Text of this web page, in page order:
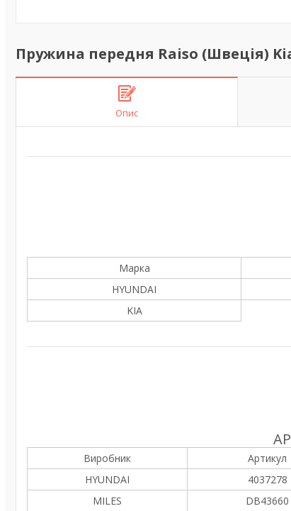
Пружина передня Raiso (Швеція)
Опис
Марка
HYUNDAI
KIA
Виробник Артикул
HYUNDAI
4037278
MILES
DB43660